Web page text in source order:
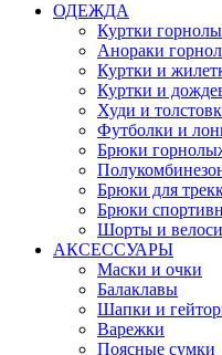
ОДЕЖДА
Куртки
Анораки
Куртки и
Куртки и
Худи и
Футболки и
Брюки
Брюки для
Брюки
Шорты и
АКСЕССУАРЫ
Маски и очки
Балаклавы
Шапки и
Варежки
Поясные сумки